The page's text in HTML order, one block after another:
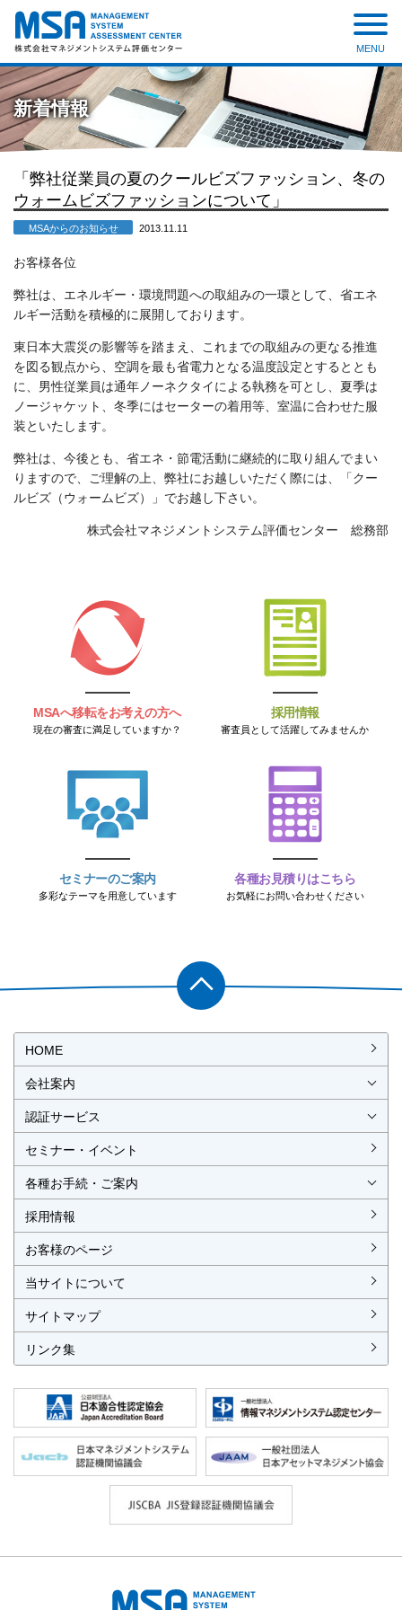
株式会社 マネジメントシステ
ム評価センター
MENU
新着情報
「弊社従業員の夏のクールビズファッション、冬の
ウォームビズファッションについて」
MSAからのお知らせ 2013.11.11
お客様各位
弊社は、エネルギー・環境問題への取組みの一環として、省エネ
ルギー活動を積極的に展開しております。
東日本大震災の影響等を踏まえ、これまでの取組みの更なる推進
を図る観点から、空調を最も省電力となる温度設定とするととも
に、男性従業員は通年ノーネクタイによる執務を可とし、夏季は
ノージャケット、冬季にはセーターの着用等、室温に合わせた服
装といたします。
弊社は、今後とも、省エネ・節電活動に継続的に取り組んでまい
りますので、ご理解の上、弊社にお越しいただく際には、「クー
ルビズ（ウォームビズ）」でお越し下さい。
株式会社マネジメントシステム評価センター 総務部
MSAへ移転をお考えの方へ
現在の審査に満足していますか？
採用情報
審査員として活躍してみませんか
セミナーのご案内
多彩なテーマを用意しています
各種お見積りはこちら
お気軽にお問い合わせください
HOME
会社案内
認証サービス
ISO認証（マネジメントシステム）
ISO 9001 （品質）
ISO 14001（環境）
ISO 55001（アセット）
ISO 45001（労働安全衛生）
ISO 27001（情報セキュリティ）
MSAの審査認証
ISOとは？
JIS製品認証
JIS製品認証の手続き
認証リスト
セミナー・イベント
各種お手続・ご案内
採用情報
お客様のページ
当サイトについて
サイトマップ
リンク集